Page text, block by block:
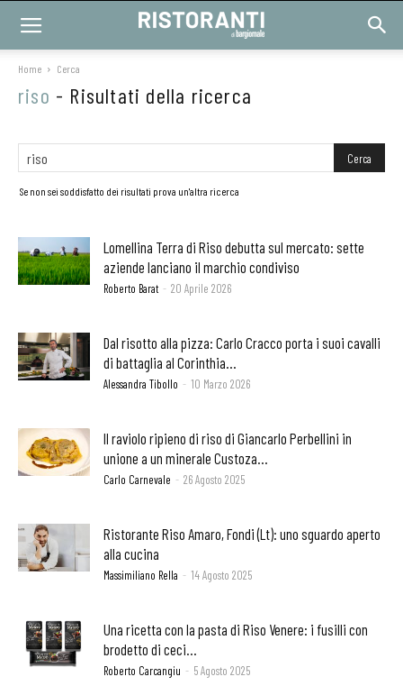
Home Cerca
riso - Risultati della ricerca
Se non sei soddisfatto dei risultati prova un'altra ricerca
Lomellina Terra di Riso debutta sul mercato: sette
aziende lanciano il marchio condiviso
Roberto Barat - 20 Aprile 2026
Dal risotto alla pizza: Carlo Cracco porta i suoi cavalli
di battaglia al Corinthia...
Alessandra Tibollo - 10 Marzo 2026
Il raviolo ripieno di riso di Giancarlo Perbellini in
unione a un minerale Custoza...
Carlo Carnevale - 26 Agosto 2025
Ristorante Riso Amaro, Fondi (Lt): uno sguardo aperto
alla cucina
Massimiliano Rella - 14 Agosto 2025
Una ricetta con la pasta di Riso Venere: i fusilli con
brodetto di ceci...
Roberto Carcangiu - 5 Agosto 2025